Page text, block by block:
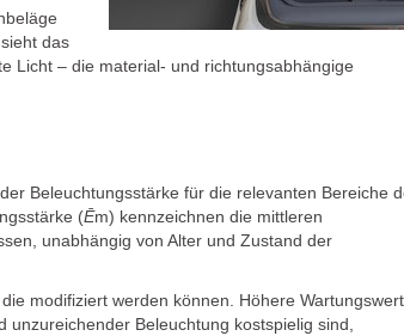
das
Licht – die material- und richtungsabhängige
Beleuchtungsstärke für die relevanten Bereiche
(Ēm) kennzeichnen die mittleren
unabhängig von Alter und Zustand der
modifiziert werden können. Höhere
Beleuchtung kostspielig sind,